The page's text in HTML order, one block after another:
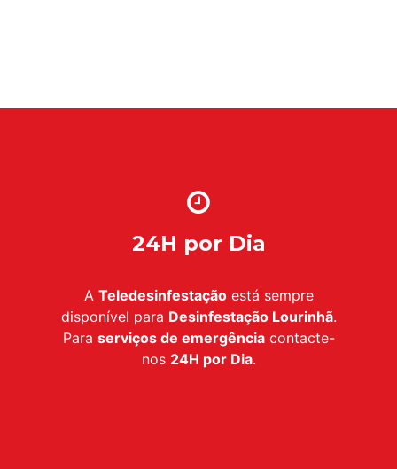
24H por Dia
A Teledesinfestaçãoestá sempre
disponível para Desinfestação Lourinhã.
Para serviços de emergênciacontacte-
nos 24H por Dia.